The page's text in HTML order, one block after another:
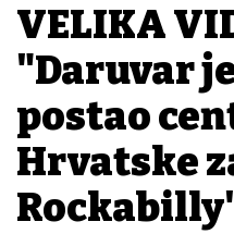
VELIKA
"Daruvar
postao
Hrvatske